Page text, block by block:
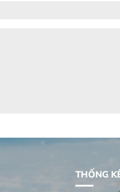
THỐNG